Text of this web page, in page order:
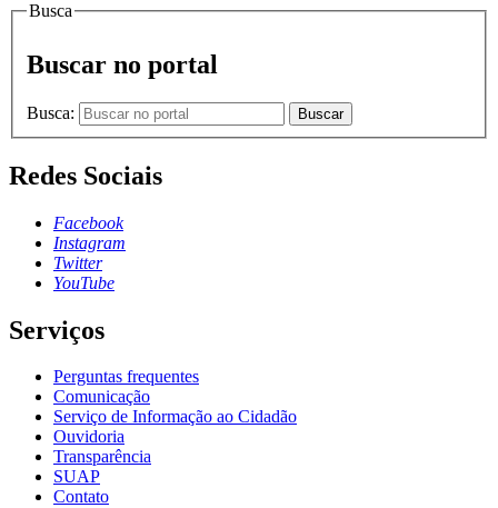
Busca
Buscar no portal
Busca: Buscar
Redes Sociais
Facebook
Instagram
Twitter
YouTube
Serviços
Perguntas frequentes
Comunicação
Serviço de Informação ao Cidadão
Ouvidoria
Transparência
SUAP
Contato